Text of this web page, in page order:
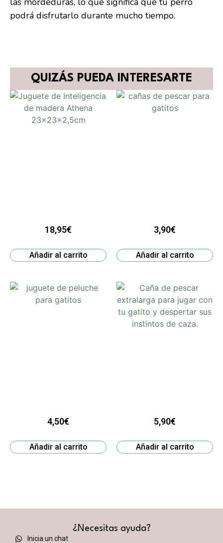
podrá disfrutarlo durante mucho tiempo.
QUIZÁS PUEDA INTERESARTE
18,95€
Añadir al carrito
3,90€
Añadir al carrito
4,50€
Añadir al carrito
5,90€
Añadir al carrito
¿Necesitas ayuda?
Inicia un chat